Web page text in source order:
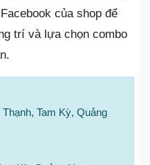
của shop để
trí và lựa chọn combo
Tam Kỳ, Quảng